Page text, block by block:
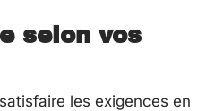
selon vos
les exigences en